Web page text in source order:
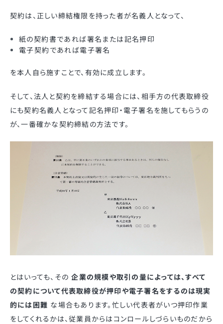
契約は、正しい締結権限を持った者が名義人となって、
紙の契約書であれば署名または記名押印
電子契約であれば電子署名
を本人自ら施すことで、有効に成立します。
そして、法人と契約を締結する場合には、相手方の代表取締役
にも契約名義人となって記名押印・電子署名を施してもらうの
が、一番確かな契約締結の方法です。
とはいっても、その企業の規模や取引の量によっては、すべて
の契約について代表取締役が押印や電子署名をするのは現実
的には困難 な場合もあります。忙しい代表者がいつ押印作業
をしてくれるかは、従業員からはコンロールしづらいものだから